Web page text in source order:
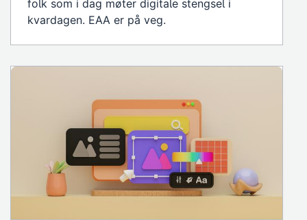
folk som i dag møter digitale stengsel i
kvardagen. EAA er på veg.